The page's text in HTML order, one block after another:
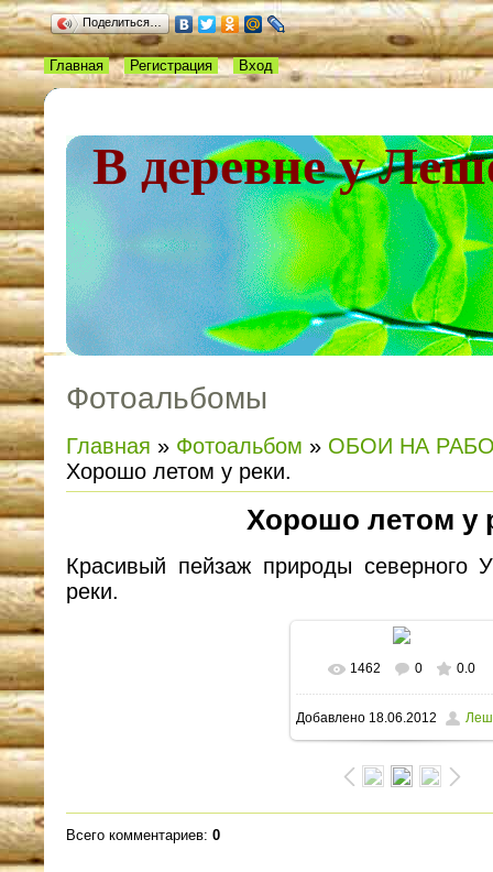
Поделиться…
В деревне у
Главная Регистрация Вход
Фотоальбомы
Главная » Фотоальбом » ОБОИ НА
Хорошо летом у реки.
Хорошо летом у
Красивый пейзаж природы северного
реки.
В реальном размере
1600x1200/ 235.0Kb
1462 0 0.0
Добавлено18.06.2012
Всего комментариев: 0